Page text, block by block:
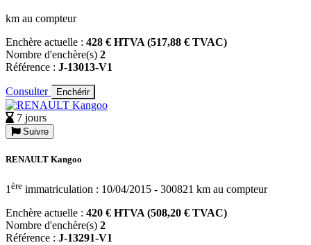
km au compteur
Enchère actuelle : 428 € HTVA (517,88 € TVAC)
Nombre d'enchère(s) 2
Référence : J-13013-V1
Consulter Enchérir
7 jours
Suivre
RENAULT Kangoo
1 ère immatriculation : 10/04/2015 - 300821 km au compteur
Enchère actuelle : 420 € HTVA (508,20 € TVAC)
Nombre d'enchère(s) 2
Référence : J-13291-V1